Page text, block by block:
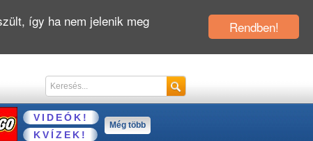
VIDEÓK!
KVÍZEK!
Még több
Rendben!
így ha nem jelenik meg